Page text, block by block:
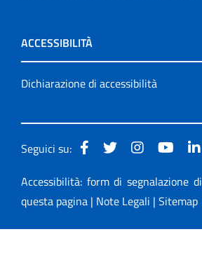
ACCESSIBILITÀ
Dichiarazione di accessibilità
Seguici su:
Accessibilità: form di segnalazione
questa pagina | Note Legali | Sitemap